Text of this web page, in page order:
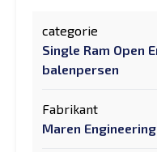
categorie
Single Ram Open
balenpersen
Fabrikant
Maren